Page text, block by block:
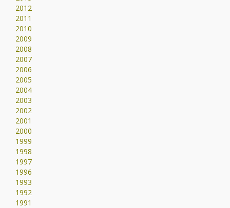
2012
2011
2010
2009
2008
2007
2006
2005
2004
2003
2002
2001
2000
1999
1998
1997
1996
1993
1992
1991